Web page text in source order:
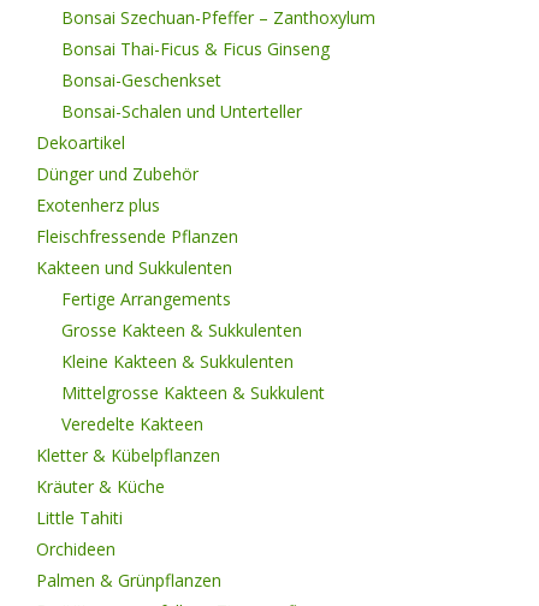
Bonsai Szechuan-Pfeffer – Zanthoxylum
Bonsai Thai-Ficus & Ficus Ginseng
Bonsai-Geschenkset
Bonsai-Schalen und Unterteller
Dekoartikel
Dünger und Zubehör
Exotenherz plus
Fleischfressende Pflanzen
Kakteen und Sukkulenten
Fertige Arrangements
Grosse Kakteen & Sukkulenten
Kleine Kakteen & Sukkulenten
Mittelgrosse Kakteen & Sukkulent
Veredelte Kakteen
Kletter & Kübelpflanzen
Kräuter & Küche
Little Tahiti
Orchideen
Palmen & Grünpflanzen